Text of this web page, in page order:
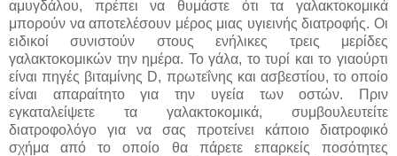
αμυγδάλου, πρέπει να θυμάστε ότι τα γαλακτοκομικά
μπορούν να αποτελέσουν μέρος μιας υγιεινής διατροφής. Οι
ειδικοί συνιστούν στους ενήλικες τρεις μερίδες
γαλακτοκομικών την ημέρα. Το γάλα, το τυρί και το γιαούρτι
είναι πηγές βιταμίνης D, πρωτεΐνης και ασβεστίου, το οποίο
είναι απαραίτητο για την υγεία των οστών. Πριν
εγκαταλείψετε τα γαλακτοκομικά, συμβουλευτείτε
διατροφολόγο για να σας προτείνει κάποιο διατροφικό
σχήμα από το οποίο θα πάρετε επαρκείς ποσότητες